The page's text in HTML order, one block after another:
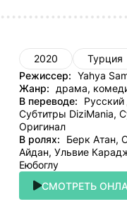
2020
Турция
Режиссер: Yahya
Жанр:
драма,
В переводе:
Субтитры DiziMania,
Оригинал
В ролях:
Берк Атан,
Айдан, Ульвие
Еюбоглу
СМОТРЕТЬ